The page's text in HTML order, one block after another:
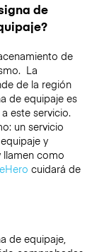
de
de
La
de la región
de equipaje es
este servicio.
un servicio
y
llamen como
cuidará de
de equipaje,